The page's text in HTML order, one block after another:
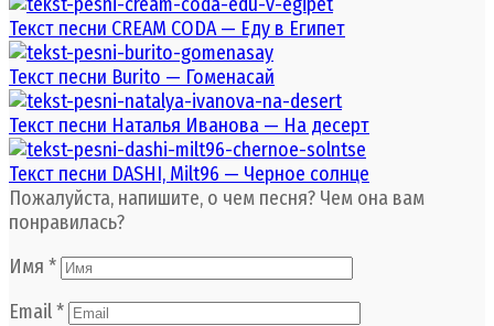
Текст песни CREAM CODA — Еду в Египет
Текст песни Burito — Гоменасай
Текст песни Наталья Иванова — На десерт
Текст песни DASHI, Milt96 — Черное солнце
Пожалуйста, напишите, о чем песня? Чем она вам
понравилась?
Имя *
Email*